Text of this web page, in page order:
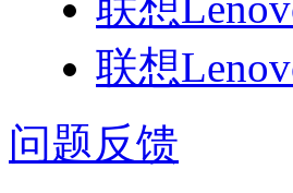
联想
问题反馈